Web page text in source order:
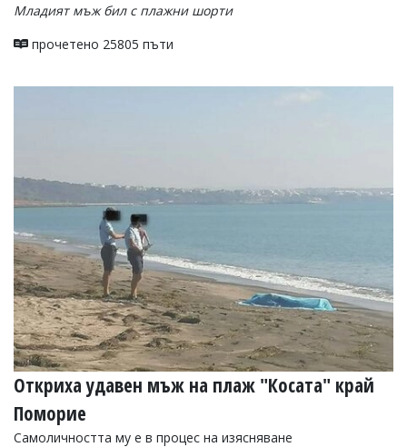
Младият мъж бил с плажни шорти
прочетено 25805 пъти
Откриха удавен мъж на плаж "Косата" край
Поморие
Самоличността му е в процес на изясняване